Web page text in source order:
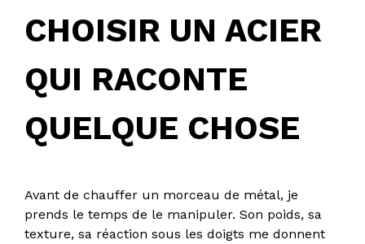
CHOISIR UN ACIER
QUI RACONTE
QUELQUE CHOSE
Avant de chauffer un morceau de métal, je
prends le temps de le manipuler. Son poids, sa
texture, sa réaction sous les doigts me donnent